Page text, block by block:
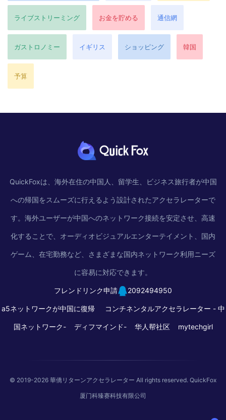
ライブストリーミング お金を貯める 通信網
ガストロノミー イギリス ショッピング 韓国
予算
QuickFoxは、海外在住の中国人、留学生、ビジネス旅行者が中国
への帰国をスムーズに行えるよう設計されたアクセラレーターで
す。海外ユーザーが中国へのネットワーク接続を安定させ、高速
化することで、オーディオビジュアルエンターテイメント、国内
ゲーム、在宅勤務など、さまざまな国内ネットワーク利用ニーズ
に容易に対応できます。
フレンドリンク申請 2092494950
a5ネットワークが中国に復帰 コンチネンタルアクセラレーター - 中
国ネットワーク- ディフマインド- 华人帮社区 mytechgirl
© 2019-2026 華僑リターンアクセラレーター All rights reserved. QuickFox
厦门科臻赛科技有限公司